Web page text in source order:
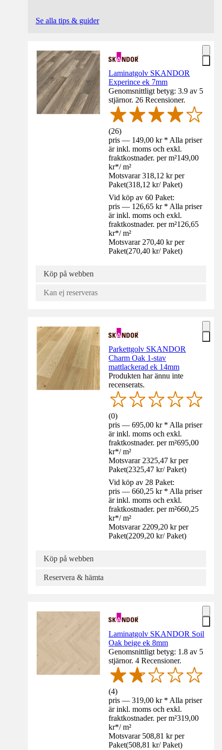
Se alla tips & guider
Laminatgolv SKANDOR
Experince ek 7mm
Genomsnittligt betyg: 3.9 av 5
stjärnor. 26 Recensioner.
(26)
pris — 149,00 kr * Alla priser
är inkl. moms och exkl.
fraktkostnader. per m²149,00
kr*/ m²
Motsvarar 318,12 kr per
Paket(318,12 kr/ Paket)
Vid köp av 60 Paket:
pris — 126,65 kr * Alla priser
är inkl. moms och exkl.
fraktkostnader. per m²126,65
kr*/ m²
Motsvarar 270,40 kr per
Paket(270,40 kr/ Paket)
Köp på webben
Kan ej reserveras
Parkettgolv SKANDOR
Charm Oak 1-stav
mattlackerad ek 14mm
Produkten har ännu inte
recenserats.
(0)
pris — 695,00 kr * Alla priser
är inkl. moms och exkl.
fraktkostnader. per m²695,00
kr*/ m²
Motsvarar 2325,47 kr per
Paket(2325,47 kr/ Paket)
Vid köp av 28 Paket:
pris — 660,25 kr * Alla priser
är inkl. moms och exkl.
fraktkostnader. per m²660,25
kr*/ m²
Motsvarar 2209,20 kr per
Paket(2209,20 kr/ Paket)
Köp på webben
Reservera & hämta
Laminatgolv SKANDOR Soil
Oak beige ek 8mm
Genomsnittligt betyg: 1.8 av 5
stjärnor. 4 Recensioner.
(4)
pris — 319,00 kr * Alla priser
är inkl. moms och exkl.
fraktkostnader. per m²319,00
kr*/ m²
Motsvarar 508,81 kr per
Paket(508,81 kr/ Paket)